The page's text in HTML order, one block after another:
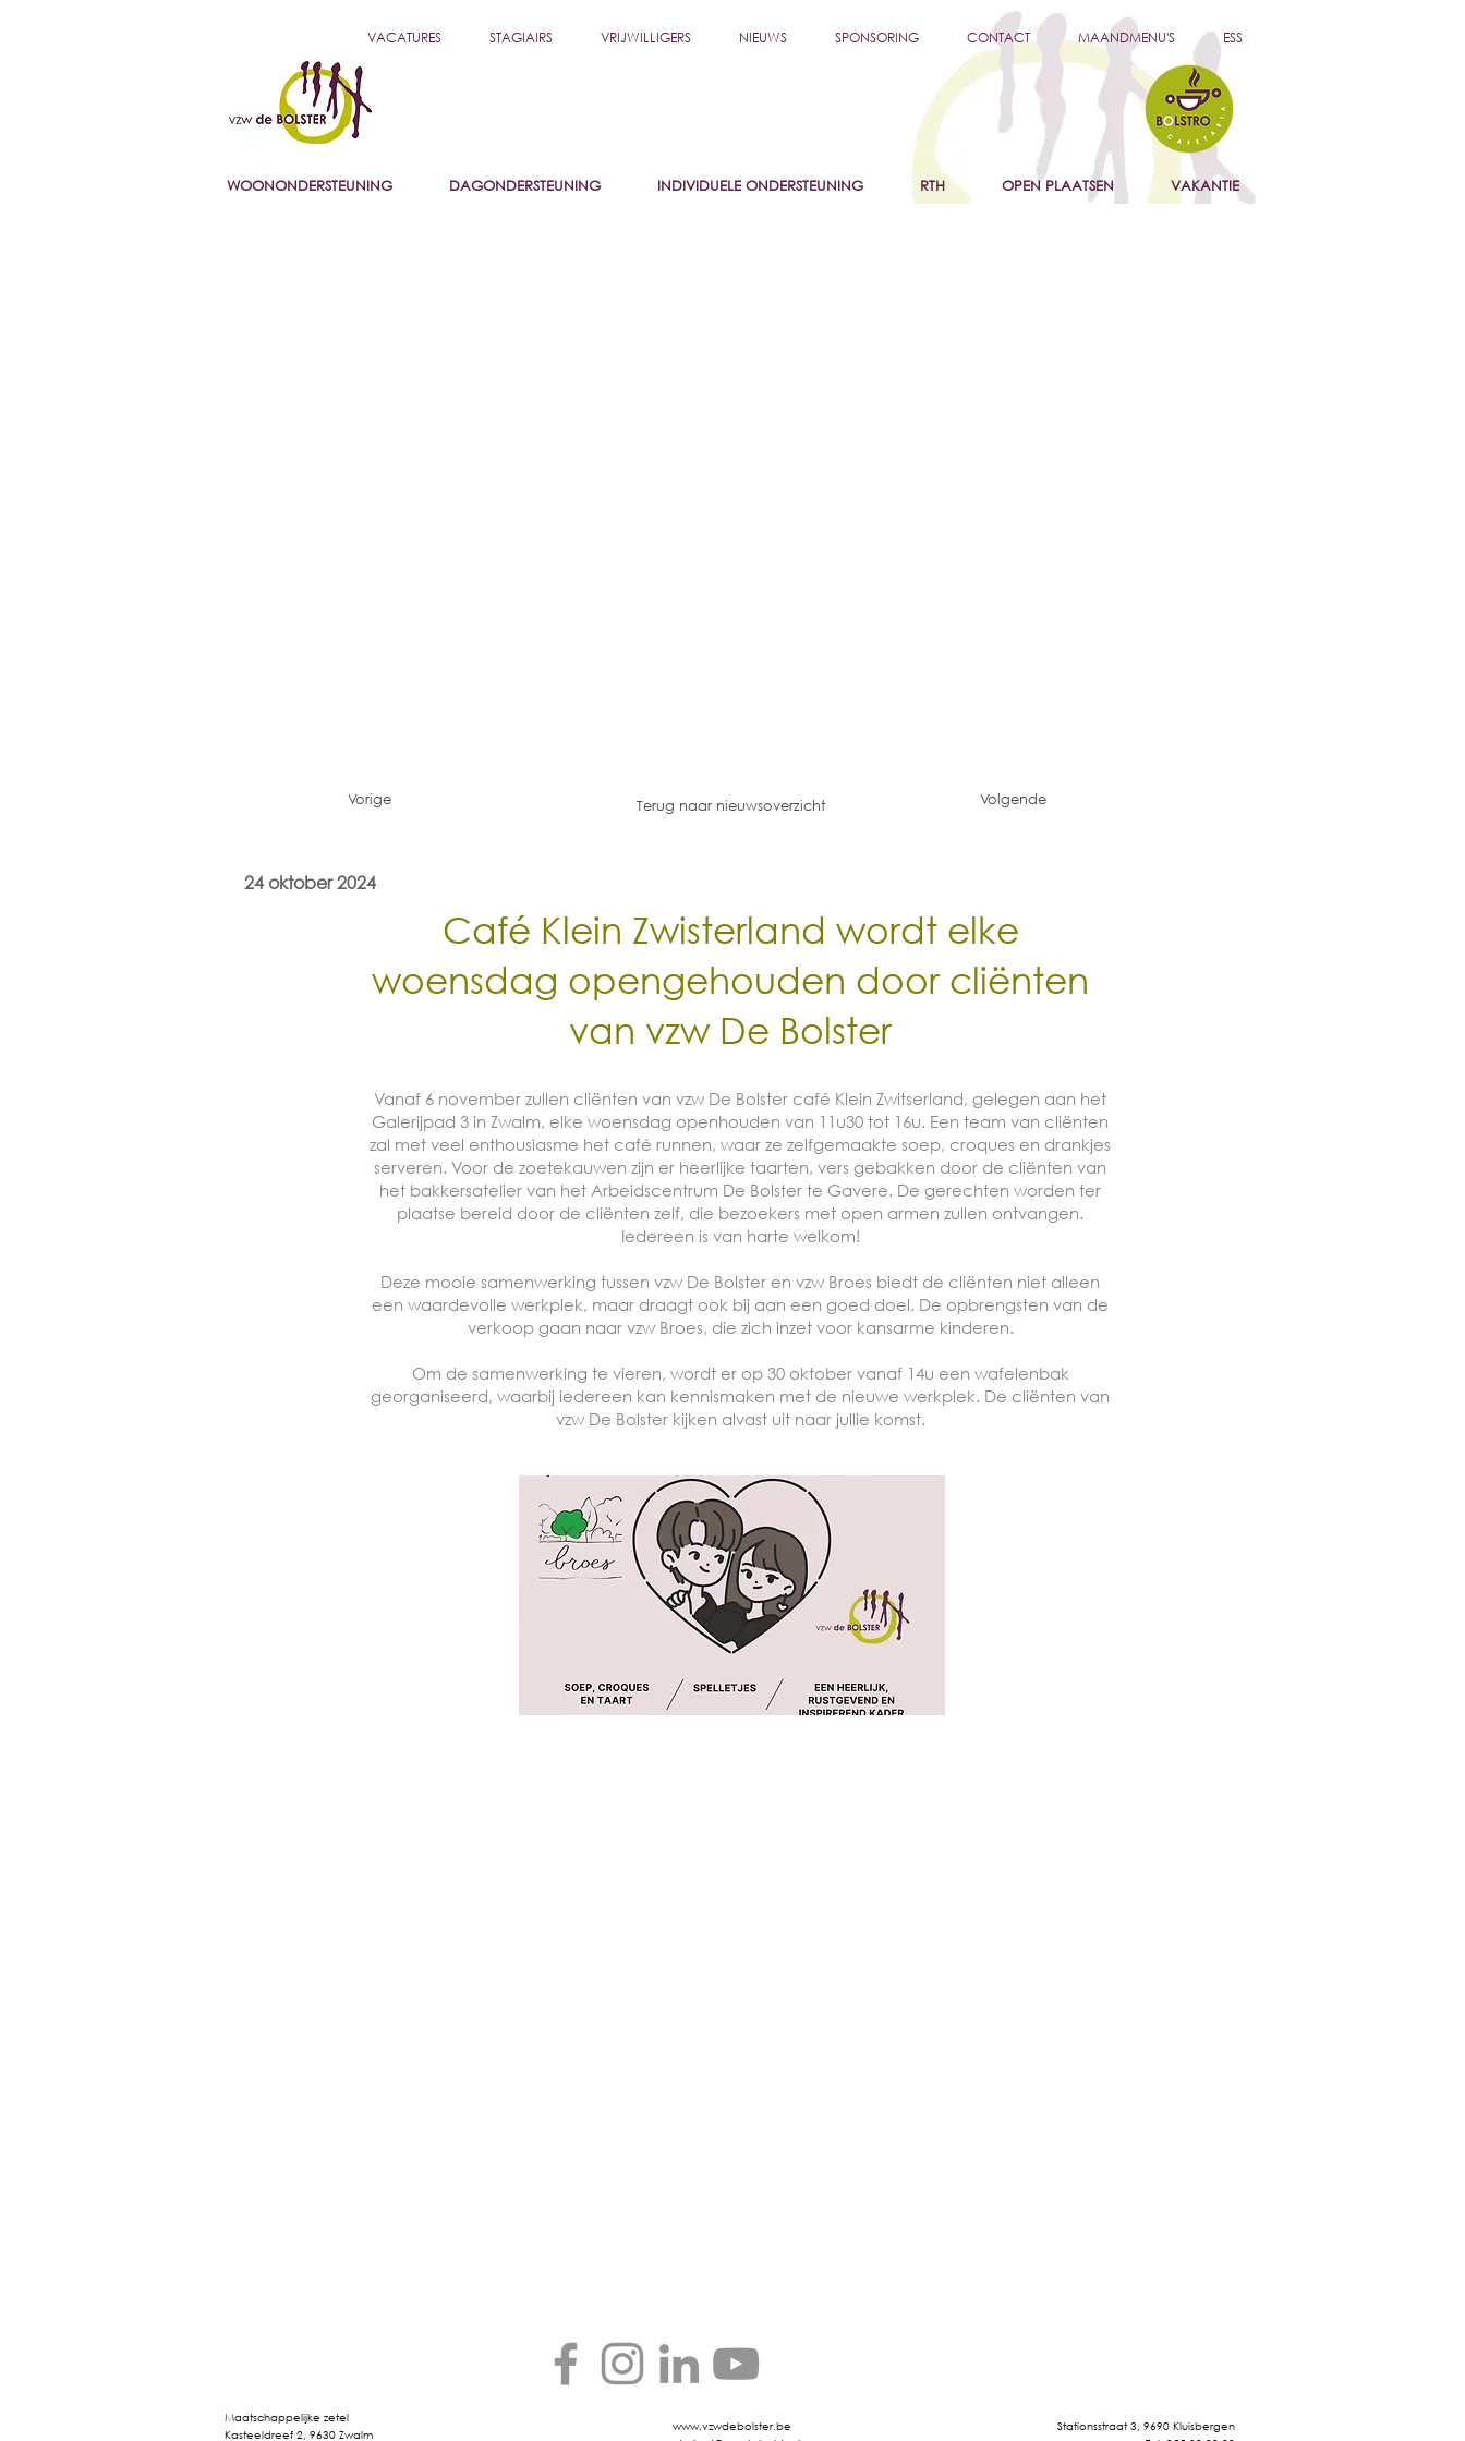
VACATURES STAGIAIRS VRIJWILLIGERS NIEUWS SPONSORING CONTACT MAANDMENU'S ESS
WOONONDERSTEUNING DAGONDERSTEUNING INDIVIDUELE ONDERSTEUNING RTH OPEN PLAATSEN VAKANTIE
Vorige Terug naar nieuwsoverzicht Volgende
24 oktober 2024
Café Klein Zwisterland wordt elke
woensdag opengehouden door cliënten
van vzw De Bolster
Vanaf 6 november zullen cliënten van vzw De Bolster café Klein Zwitserland, gelegen aan het
Galerijpad 3 in Zwalm, elke woensdag openhouden van 11u30 tot 16u. Een team van cliënten
zal met veel enthousiasme het café runnen, waar ze zelfgemaakte soep, croques en drankjes
serveren. Voor de zoetekauwen zijn er heerlijke taarten, vers gebakken door de cliënten van
het bakkersatelier van het Arbeidscentrum De Bolster te Gavere. De gerechten worden ter
plaatse bereid door de cliënten zelf, die bezoekers met open armen zullen ontvangen.
Iedereen is van harte welkom!
Deze mooie samenwerking tussen vzw De Bolster en vzw Broes biedt de cliënten niet alleen
een waardevolle werkplek, maar draagt ook bij aan een goed doel. De opbrengsten van de
verkoop gaan naar vzw Broes, die zich inzet voor kansarme kinderen.
Om de samenwerking te vieren, wordt er op 30 oktober vanaf 14u een wafelenbak
georganiseerd, waarbij iedereen kan kennismaken met de nieuwe werkplek. De cliënten van
vzw De Bolster kijken alvast uit naar jullie komst.
Maatschappelijke zetel
Kasteeldreef 2, 9630 Zwalm
www.vzwdebolster.be
Stationsstraat 3, 9690 Kluisbergen